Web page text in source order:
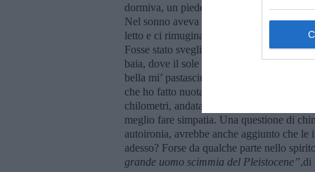
dormiva, un piede dentro, uno fuori
Nel sonno aveva una specie di sorriso, lui
letto e ci rimuginava in sogno una storia
Fosse stato sveglio gliel’avrei raccontato
baia, dove il sole tramonta, davvero! Per
bella mi’ pastasciutta! Liquidandomi con
che ho fatto nuotando, ma giuro che sono
chilometri, andata e ritorno. Ma ormai
meglio fare simpatia. Una questione di
autoironia, avrebbe anche aggiunto che
adesso? Forse da qualche parte nello
grande uomo scimmia del Pleistocene”,di